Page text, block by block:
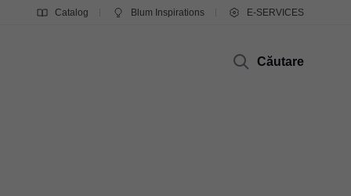
Catalog Blum Inspirations E-SERVICES
Căutare